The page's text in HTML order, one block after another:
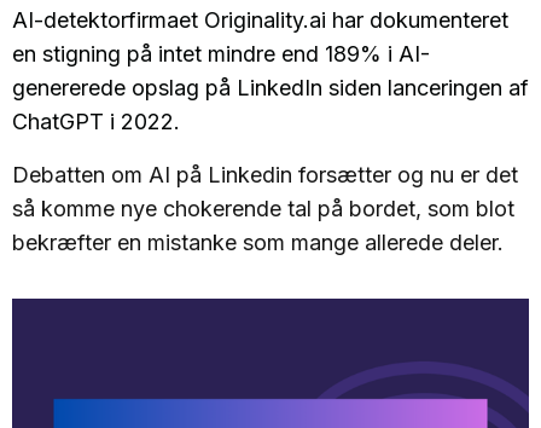
AI-detektorfirmaet Originality.ai har dokumenteret
en stigning på intet mindre end 189% i AI-
genererede opslag på LinkedIn siden lanceringen af
ChatGPT i 2022.
Debatten om AI på Linkedin forsætter og nu er det
så komme nye chokerende tal på bordet, som blot
bekræfter en mistanke som mange allerede deler.